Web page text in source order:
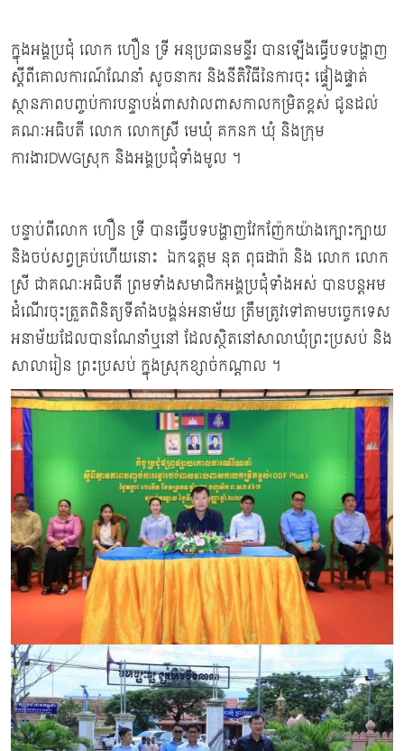
ក្នុងអង្គប្រជុំ លោក ហឿន ទ្រី អនុប្រធានមន្ទីរ បានឡើងធ្វើបទបង្ហាញ
ស្តីពីគោលការណ៍ណែនាំ សូចនាករ និងនីតិវិធីនៃការចុះ ផ្ទៀងផ្ទាត់
ស្ថានភាពបញ្ចប់ការបន្ទាបង់ពាសវាលពាសកាលកម្រិតខ្ពស់ ជូនដល់
គណៈអធិបតី លោក លោកស្រី មេឃុំ គកនក ឃុំ និងក្រុម
ការងារDWGស្រុក និងអង្គប្រជុំទាំងមូល ។
បន្ទាប់ពីលោក ហឿន ទ្រី បានធ្វើបទបង្ហាញវែកញ៉ែកយ៉ាងក្បោះក្បាយ
និងចប់សព្វគ្រប់ហើយនោះ ឯកឧត្តម នុត ពុធដារ៉ា និង លោក លោក
ស្រី ជាគណៈអធិបតី ព្រមទាំងសមាជិកអង្គប្រជុំទាំងអស់ បានបន្តអម
ដំណើរចុះត្រួតពិនិត្យទីតាំងបង្គន់អនាម័យ ត្រឹមត្រូវទៅតាមបច្ចេកទេស
អនាម័យដែលបានណែនាំឬនៅ ដែលស្ថិតនៅសាលាឃុំព្រះប្រសប់ និង
សាលារៀន ព្រះប្រសប់ ក្នុងស្រុកខ្សាច់កណ្តាល ។